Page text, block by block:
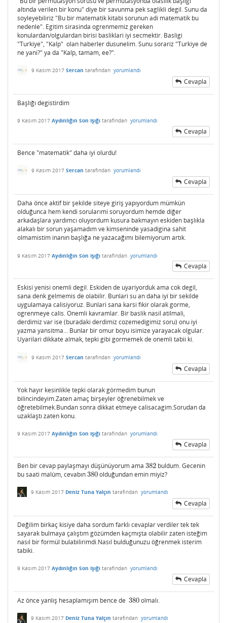
altında verilen bir konu" diye bir savunma pek saglikli degil. Sunu da
soyleyebiliriz "Bu bir matematik kitabi sorunun adi matematik bu
nedenle". Egitim sirasinda ogrenmemiz gereken
konulardan/olgulardan birisi basliklari iyi secmektir. Basligi
"Turkiye", "Kalp" olan haberler dusunelim. Sunu sorariz "Turkiye de
ne yani?" ya da "Kalp, tamam, ee?".
9 Kasım 2017 Sercan tarafından yorumlandı
Cevapla
Başlığı degistirdim
9 Kasım 2017 Aydınlığın Son Işığı tarafından yorumlandı
Cevapla
Bence "matematik" daha iyi olurdu!
9 Kasım 2017 Sercan tarafından yorumlandı
Cevapla
Daha önce aktif bir şekilde siteye giriş yapıyordum mümkün
olduğunca hem kendi sorularımi soruyordum hemde diğer
arkadaşlara yardımcı oluyordum kusura bakmayın eskiden başlıkla
alakalı bir sorun yaşamadım ve kimseninde yasadigina sahit
olmamistim inanın başlığa ne yazacağımı bilemiyorum artık.
9 Kasım 2017 Aydınlığın Son Işığı tarafından yorumlandı
Cevapla
Eskisi yenisi onemli degil. Eskiden de uyariyorduk ama cok degil,
sana denk gelmemis de olabilir. Bunlari su an daha iyi bir sekilde
uygulamaya calisiyoruz. Bunlari sana karsi fikir olarak gorme,
ogrenmeye calis. Onemli kavramlar. Bir baslik nasil atilmali,
derdimiz var ise (buradaki derdimiz cozemedigimiz soru) onu iyi
yazma yansitma... Bunlar bir omur boyu isimize yarayacak olgular.
Uyarilari dikkate almak, tepki gibi gormemek de onemli tabii ki.
9 Kasım 2017 Sercan tarafından yorumlandı
Cevapla
Yok hayır kesinlikle tepki olarak görmedim bunun
bilincindeyim.Zaten amaç birşeyler öğrenebilmek ve
öğretebilmek.Bundan sonra dikkat etmeye calisacagim.Sorudan da
uzaklaştı zaten konu.
9 Kasım 2017 Aydınlığın Son Işığı tarafından yorumlandı
Cevapla
Ben bir cevap paylaşmayı düşünüyorum ama 382
382 buldum. Gecenin
bu saati malûm, cevabın380
380olduğundan emin miyiz?
9 Kasım 2017 Deniz Tuna Yalçın tarafından yorumlandı
Cevapla
Değilim birkaç kisiye daha sordum farklı cevaplar verdiler tek tek
sayarak bulmaya çalıştım gözümden kaçmışta olabilir zaten isteğim
nasıl bir formül bulabilirimdi.Nasıl bulduğunuzu öğrenmek isterim
tabiki.
9 Kasım 2017 Aydınlığın Son Işığı tarafından yorumlandı
Cevapla
Az önce yanlış hesaplamışım bence de 380
380olmalı.
9 Kasım 2017 Deniz Tuna Yalçın tarafından yorumlandı